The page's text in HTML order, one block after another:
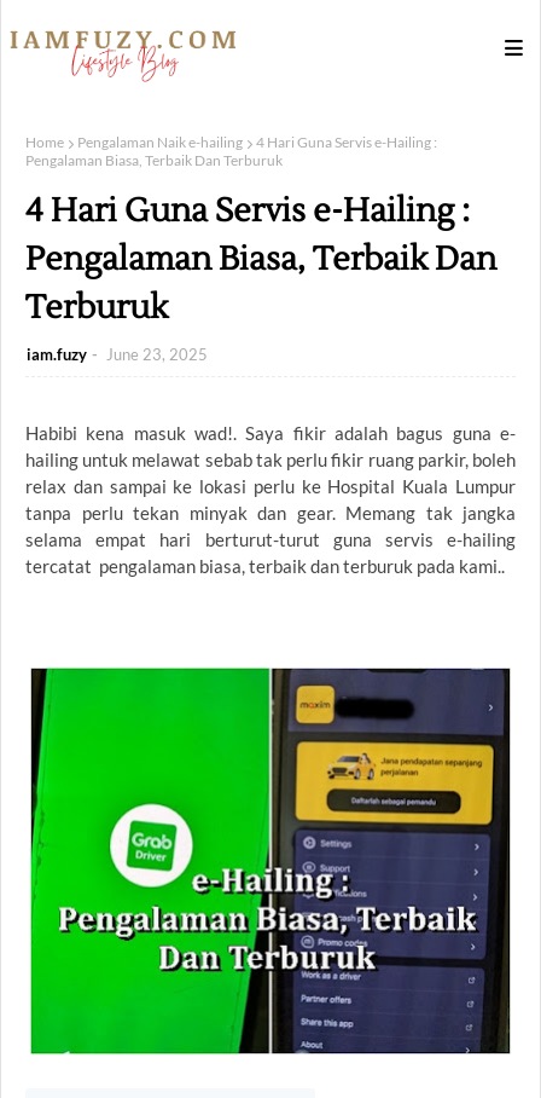
Home Pengalaman Naik e-hailing
4 Hari Guna Servis e-Hailing :
Pengalaman Biasa, Terbaik Dan Terburuk
4 Hari Guna Servis e-Hailing :
Pengalaman Biasa, Terbaik Dan
Terburuk
iam.fuzy June 23, 2025
Habibi kena masuk wad!. Saya fikir adalah bagus guna e-
hailing untuk melawat sebab tak perlu fikir ruang parkir, boleh
relax dan sampai ke lokasi perlu ke Hospital Kuala Lumpur
tanpa perlu tekan minyak dan gear. Memang tak jangka
selama empat hari berturut-turut guna servis e-hailing
tercatat pengalaman biasa, terbaik dan terburuk pada kami..